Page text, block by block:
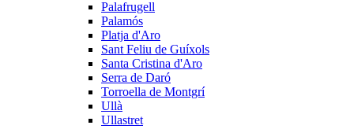
Palafrugell
Palamós
Platja d'Aro
Sant Feliu de Guíxols
Santa Cristina d'Aro
Serra de Daró
Torroella de Montgrí
Ullà
Ullastret